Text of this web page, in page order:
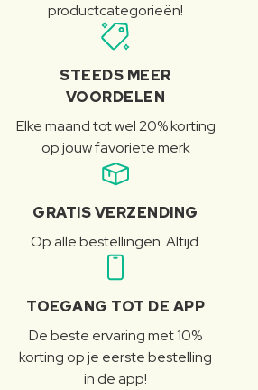
productcategorieën!
STEEDS MEER
VOORDELEN
Elke maand tot wel 20% korting
op jouw favoriete merk
GRATIS VERZENDING
Op alle bestellingen. Altijd.
TOEGANG TOT DE APP
De beste ervaring met 10%
korting op je eerste bestelling
in de app!